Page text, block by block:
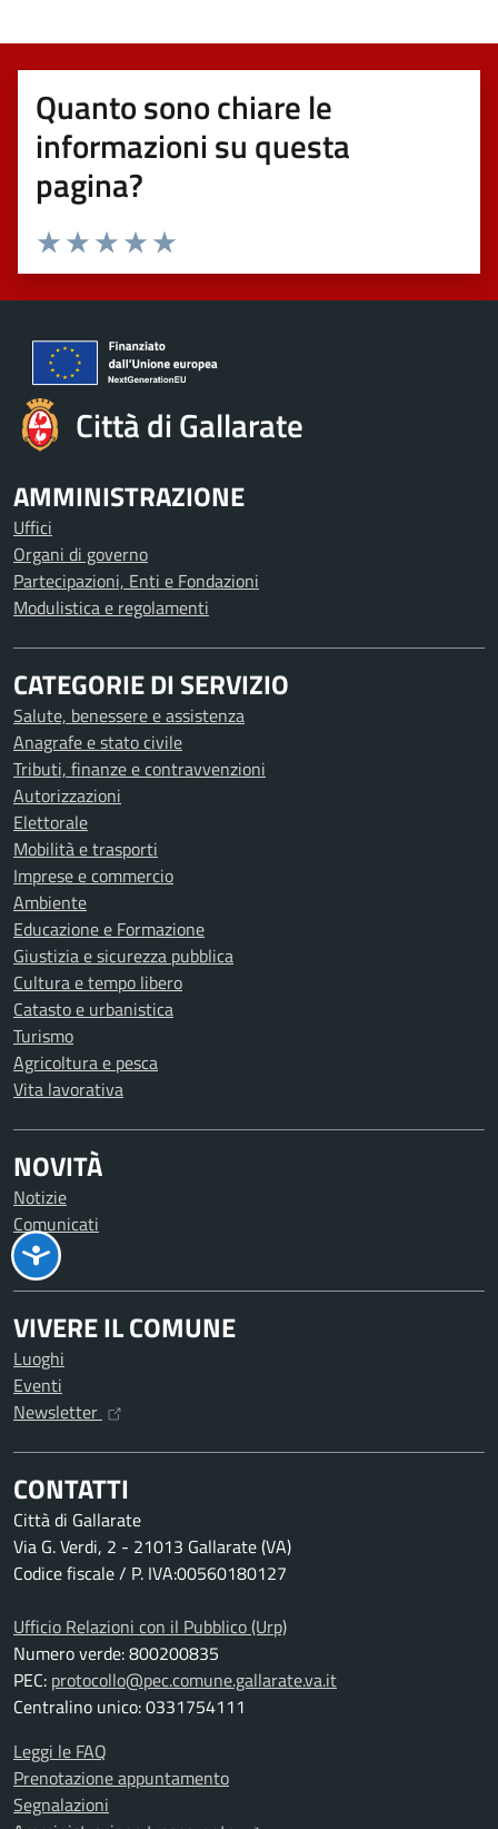
Quanto sono chiare le
informazioni su questa
pagina?
Valuta 5 stelle su 5
Valuta 4 stelle su 5
Valuta 3 stelle su 5
Valuta 2 stelle su 5
Valuta 1 stelle su 5
Città di Gallarate
AMMINISTRAZIONE
Uffici
Organi di governo
Partecipazioni, Enti e Fondazioni
Modulistica e regolamenti
CATEGORIE DI SERVIZIO
Salute, benessere e assistenza
Anagrafe e stato civile
Tributi, finanze e contravvenzioni
Autorizzazioni
Elettorale
Mobilità e trasporti
Imprese e commercio
Ambiente
Educazione e Formazione
Giustizia e sicurezza pubblica
Cultura e tempo libero
Catasto e urbanistica
Turismo
Agricoltura e pesca
Vita lavorativa
NOVITÀ
Notizie
Comunicati
Avvisi
VIVERE IL COMUNE
Luoghi
Eventi
Newsletter
CONTATTI
Città di Gallarate
Via G. Verdi, 2 - 21013 Gallarate (VA)
Codice fiscale / P. IVA:00560180127
Ufficio Relazioni con il Pubblico (Urp)
Numero verde: 800200835
PEC: protocollo@pec.comune.gallarate.va.it
Centralino unico: 0331754111
Leggi le FAQ
Prenotazione appuntamento
Segnalazioni